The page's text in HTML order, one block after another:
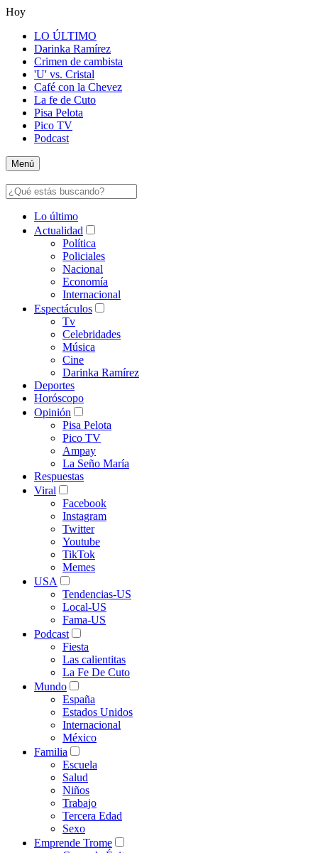
Hoy
LO ÚLTIMO
Darinka Ramírez
Crimen de cambista
'U' vs. Cristal
Café con la Chevez
La fe de Cuto
Pisa Pelota
Pico TV
Podcast
Menú
Lo último
Actualidad
Política
Policiales
Nacional
Economía
Internacional
Espectáculos
Tv
Celebridades
Música
Cine
Darinka Ramírez
Deportes
Horóscopo
Opinión
Pisa Pelota
Pico TV
Ampay
La Seño María
Respuestas
Viral
Facebook
Instagram
Twitter
Youtube
TikTok
Memes
USA
Tendencias-US
Local-US
Fama-US
Podcast
Fiesta
Las calientitas
La Fe De Cuto
Mundo
España
Estados Unidos
Internacional
México
Familia
Escuela
Salud
Niños
Trabajo
Tercera Edad
Sexo
Emprende Trome